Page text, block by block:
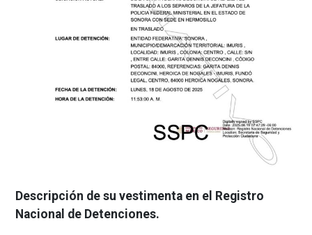
Descripción de su vestimenta en el Registro
Nacional de Detenciones.